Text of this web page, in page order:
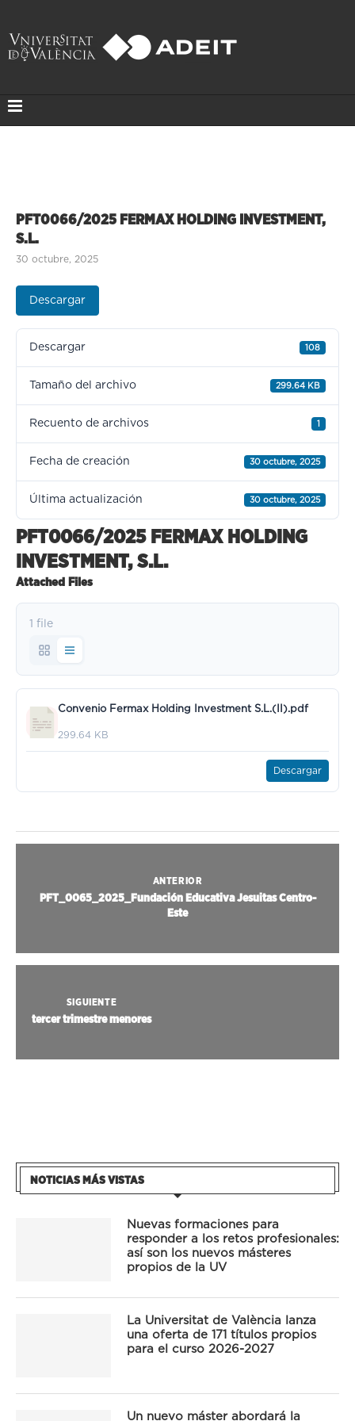
PFT0066/2025 FERMAX HOLDING INVESTMENT,
S.L.
30 octubre, 2025
Descargar
Descargar 108
Tamaño del archivo 299.64 KB
Recuento de archivos 1
Fecha de creación 30 octubre, 2025
Última actualización 30 octubre, 2025
PFT0066/2025 FERMAX HOLDING
INVESTMENT, S.L.
Attached Files
1 file
Convenio Fermax Holding Investment S.L.(II).pdf
299.64 KB
Descargar
ANTERIOR
PFT_0065_2025_Fundación Educativa Jesuitas Centro-
Este
SIGUIENTE
tercer trimestre menores
NOTICIAS MÁS VISTAS
Nuevas formaciones para
responder a los retos profesionales:
así son los nuevos másteres
propios de la UV
La Universitat de València lanza
una oferta de 171 títulos propios
para el curso 2026-2027
Un nuevo máster abordará la